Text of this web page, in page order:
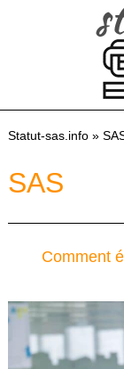
Statut-sas.info»
SAS
Comment